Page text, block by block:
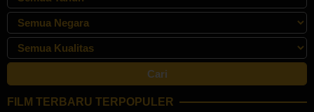
FILM TERBARU TERPOPULER